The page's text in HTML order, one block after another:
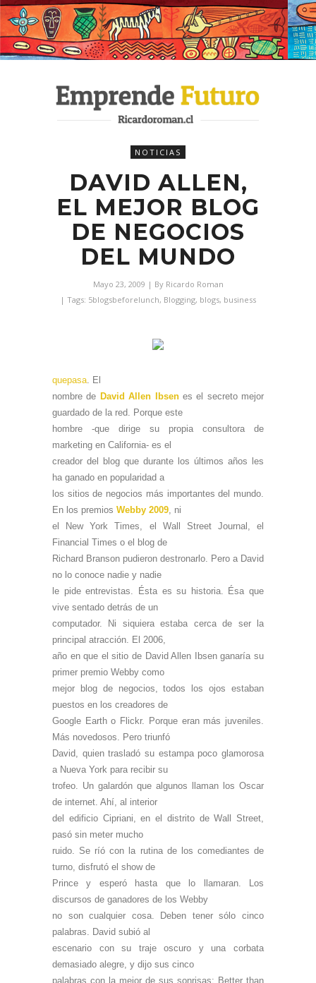
NOTICIAS
DAVID ALLEN,
EL MEJOR BLOG
DE NEGOCIOS
DEL MUNDO
Mayo 23, 2009 | By Ricardo Roman
| Tags: 5blogsbeforelunch, Blogging, blogs, business
quepasa . El
nombre de David Allen Ibsenes el secreto mejor
guardado de la red. Porque este
hombre -que dirige su propia consultora de
marketing en California- es el
creador del blog que durante los últimos años les
ha ganado en popularidad a
los sitios de negocios más importantes del mundo.
En los premios Webby 2009 , ni
el New York Times, el Wall Street Journal, el
Financial Times o el blog de
Richard Branson pudieron destronarlo. Pero a David
no lo conoce nadie y nadie
le pide entrevistas. Ésta es su historia. Ésa que
vive sentado detrás de un
computador. Ni siquiera estaba cerca de ser la
principal atracción. El 2006,
año en que el sitio de David Allen Ibsen ganaría su
primer premio Webby como
mejor blog de negocios, todos los ojos estaban
puestos en los creadores de
Google Earth o Flickr. Porque eran más juveniles.
Más novedosos. Pero triunfó
David, quien trasladó su estampa poco glamorosa
a Nueva York para recibir su
trofeo. Un galardón que algunos llaman los Oscar
de internet. Ahí, al interior
del edificio Cipriani, en el distrito de Wall Street,
pasó sin meter mucho
ruido. Se ríó con la rutina de los comediantes de
turno, disfrutó el show de
Prince y esperó hasta que lo llamaran. Los
discursos de ganadores de los Webby
no son cualquier cosa. Deben tener sólo cinco
palabras. David subió al
escenario con su traje oscuro y una corbata
demasiado alegre, y dijo sus cinco
palabras con la mejor de sus sonrisas: Better than